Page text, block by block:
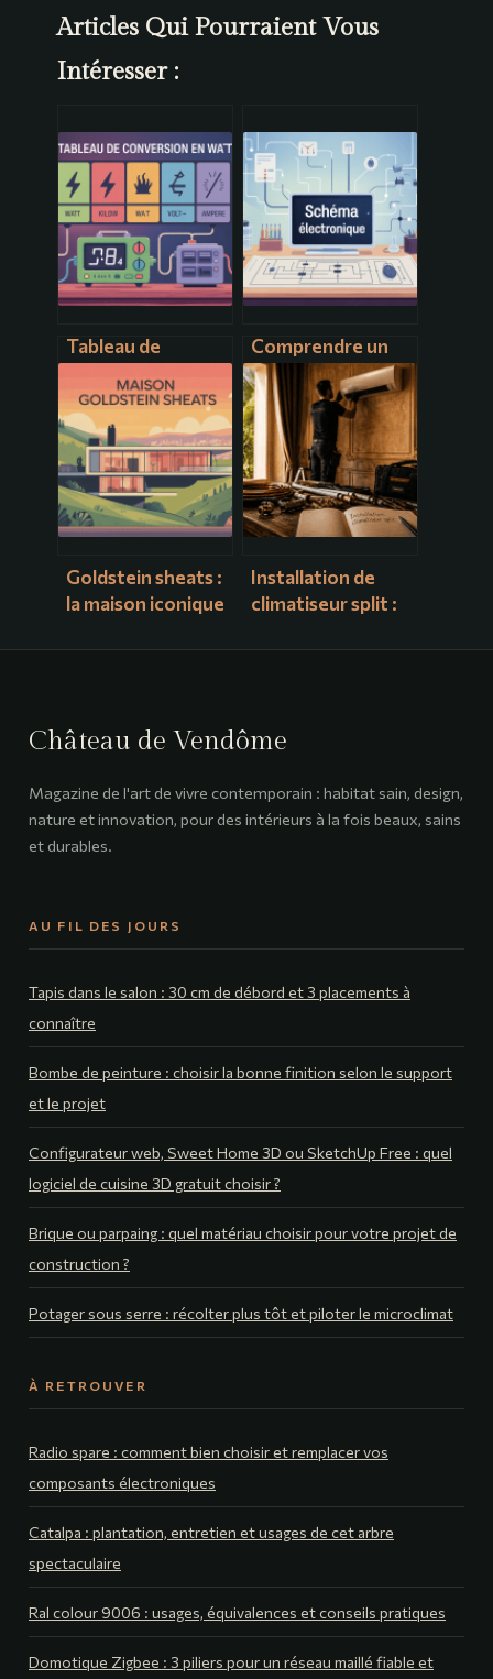
Articles Qui Pourraient Vous
Intéresser :
Tableau de
watt : guide
pratique pour
convertir vos
puissances
Comprendre un
schéma
électronique :
bases, lecture et
bonnes pratiques
Goldstein sheats :
la maison iconique
toujours los
Installation de
climatiseur split :
pression et 4
Château de Vendôme
Magazine de l'art de vivre contemporain : habitat sain, design,
nature et innovation, pour des intérieurs à la fois beaux, sains
et durables.
AU FIL DES JOURS
Tapis dans le salon : 30 cm de débord et 3 placements à
connaître
Bombe de peinture : choisir la bonne finition selon le support
et le projet
Configurateur web, Sweet Home 3D ou SketchUp Free : quel
logiciel de cuisine 3D gratuit choisir ?
Brique ou parpaing : quel matériau choisir pour votre projet de
construction ?
Potager sous serre : récolter plus tôt et piloter le microclimat
À RETROUVER
Radio spare : comment bien choisir et remplacer vos
composants électroniques
Catalpa : plantation, entretien et usages de cet arbre
spectaculaire
Ral colour 9006 : usages, équivalences et conseils pratiques
Domotique Zigbee : 3 piliers pour un réseau maillé fiable et